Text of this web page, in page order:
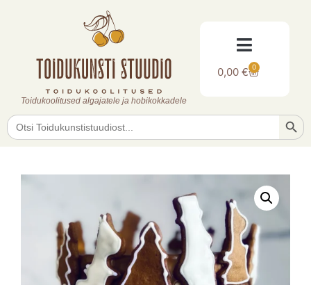
Toidukoolitused algajatele ja hobikokkadele
0,00€ 0
Search
for: